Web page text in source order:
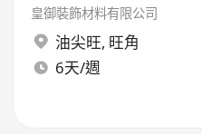
皇御裝飾材料有限公司
油尖旺, 旺角
6天/週